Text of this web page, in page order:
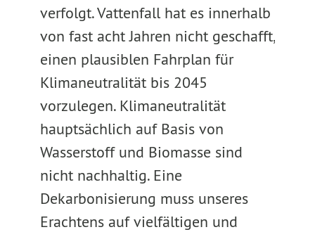
verfolgt. Vattenfall hat es innerhalb
von fast acht Jahren nicht geschafft,
einen plausiblen Fahrplan für
Klimaneutralität bis 2045
vorzulegen. Klimaneutralität
hauptsächlich auf Basis von
Wasserstoff und Biomasse sind
nicht nachhaltig. Eine
Dekarbonisierung muss unseres
Erachtens auf vielfältigen und